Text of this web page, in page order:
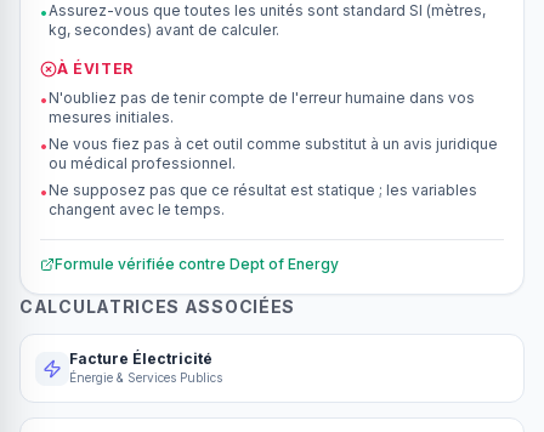
•Assurez-vous que toutes les unités sont standard SI (mètres,
kg, secondes) avant de calculer.
À ÉVITER
• N'oubliez pas de tenir compte de l'erreur humaine dans vos
mesures initiales.
• Ne vous fiez pas à cet outil comme substitut à un avis juridique
ou médical professionnel.
• Ne supposez pas que ce résultat est statique ; les variables
changent avec le temps.
Formule vérifiée contre Dept of Energy
CALCULATRICES ASSOCIÉES
Facture Électricité
Énergie & Services Publics